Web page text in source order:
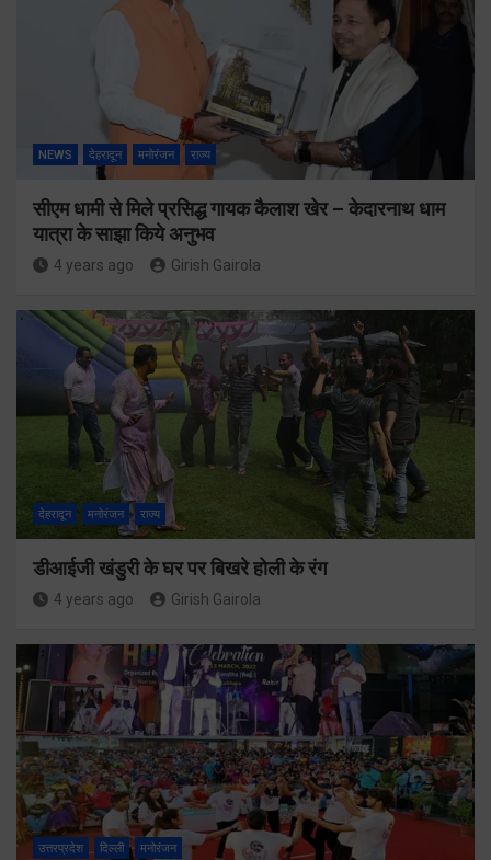
NEWS देहरादून मनोरंजन राज्य
सीएम धामी से मिले प्रसिद्ध गायक कैलाश खेर – केदारनाथ धाम
यात्रा के साझा किये अनुभव
4 years ago Girish Gairola
देहरादून मनोरंजन राज्य
डीआईजी खंडुरी के घर पर बिखरे होली के रंग
4 years ago Girish Gairola
उत्तरप्रदेश दिल्ली मनोरंजन